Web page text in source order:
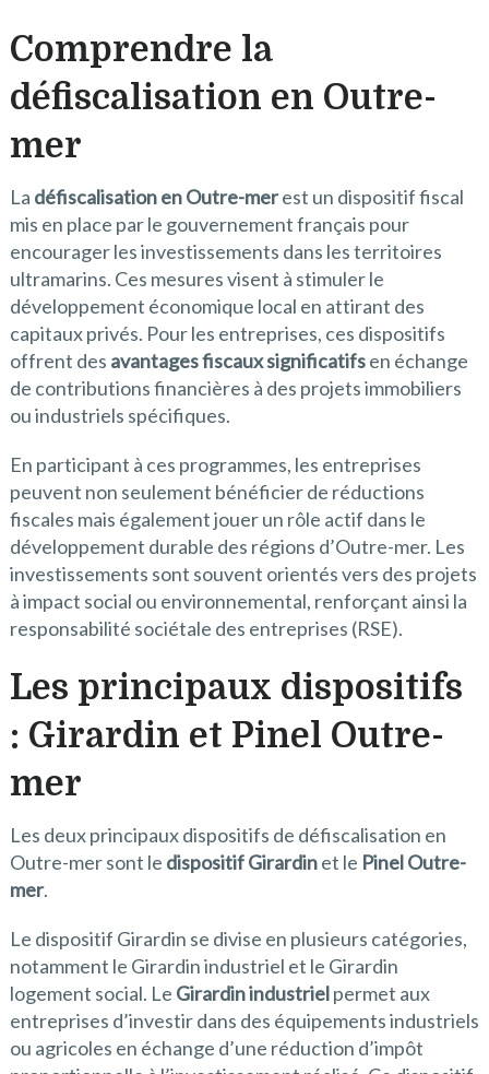
Comprendre la
défiscalisation en Outre-
mer
La défiscalisation en Outre-merest un dispositif fiscal
mis en place par le gouvernement français pour
encourager les investissements dans les territoires
ultramarins. Ces mesures visent à stimuler le
développement économique local en attirant des
capitaux privés. Pour les entreprises, ces dispositifs
offrent des avantages fiscaux significatifsen échange
de contributions financières à des projets immobiliers
ou industriels spécifiques.
En participant à ces programmes, les entreprises
peuvent non seulement bénéficier de réductions
fiscales mais également jouer un rôle actif dans le
développement durable des régions d’Outre-mer. Les
investissements sont souvent orientés vers des projets
à impact social ou environnemental, renforçant ainsi la
responsabilité sociétale des entreprises (RSE).
Les principaux dispositifs
: Girardin et Pinel Outre-
mer
Les deux principaux dispositifs de défiscalisation en
Outre-mer sont le dispositif Girardinet le Pinel Outre-
mer.
Le dispositif Girardin se divise en plusieurs catégories,
notamment le Girardin industriel et le Girardin
logement social. Le Girardin industrielpermet aux
entreprises d’investir dans des équipements industriels
ou agricoles en échange d’une réduction d’impôt